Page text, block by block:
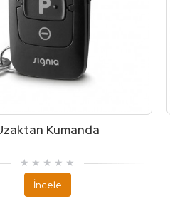
Kumanda
İncele